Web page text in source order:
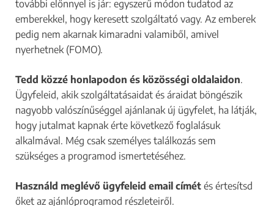
további előnnyel is jár: egyszerű módon tudatod az
emberekkel, hogy keresett szolgáltató vagy. Az emberek
pedig nem akarnak kimaradni valamiből, amivel
nyerhetnek (FOMO).
Tedd közzé honlapodon és közösségi oldalaidon.
Ügyfeleid, akik szolgáltatásaidat és áraidat böngészik
nagyobb valószínűséggel ajánlanak új ügyfelet, ha látják,
hogy jutalmat kapnak érte következő foglalásuk
alkalmával. Még csak személyes találkozás sem
szükséges a programod ismertetéséhez.
Használd meglévő ügyfeleid email címét és értesítsd
őket az ajánlóprogramod részleteiről.